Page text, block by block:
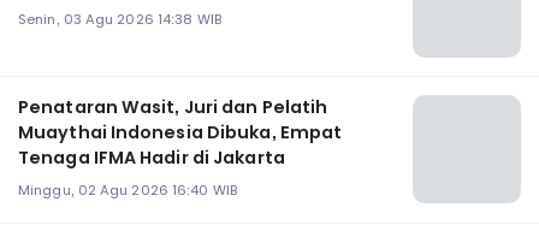
Senin, 03 Agu 2026 14:38 WIB
Penataran Wasit, Juri dan Pelatih
Muaythai Indonesia Dibuka, Empat
Tenaga IFMA Hadir di Jakarta
Minggu, 02 Agu 2026 16:40 WIB